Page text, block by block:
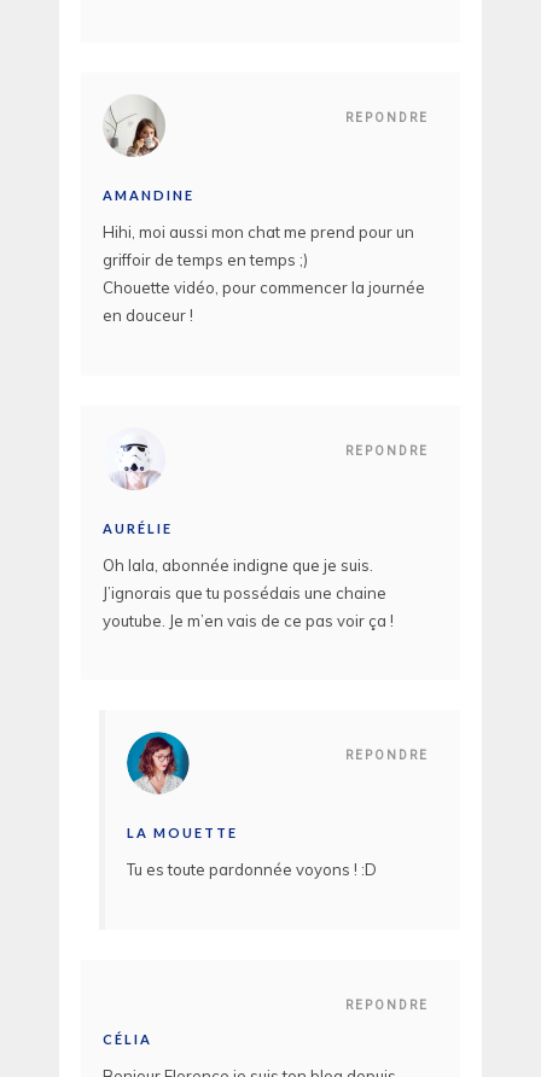
REPONDRE
AMANDINE
Hihi, moi aussi mon chat me prend pour un
griffoir de temps en temps ;)
Chouette vidéo, pour commencer la journée
en douceur !
REPONDRE
AURÉLIE
Oh lala, abonnée indigne que je suis.
J’ignorais que tu possédais une chaine
youtube. Je m’en vais de ce pas voir ça !
REPONDRE
LA MOUETTE
Tu es toute pardonnée voyons ! :D
REPONDRE
CÉLIA